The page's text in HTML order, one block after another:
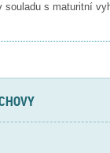
s maturitní